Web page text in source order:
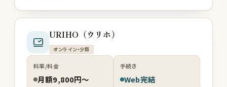
URIHO（ウリホ）
オンライン・少額
料率/料金
月額9,800円〜
手続き
Web完結